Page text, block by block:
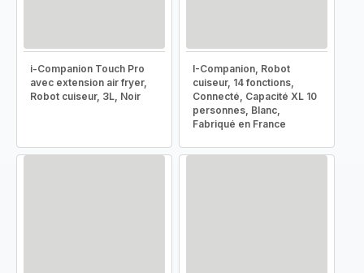
i-Companion Touch Pro
avec extension air fryer,
Robot cuiseur, 3L, Noir
I-Companion, Robot
cuiseur, 14 fonctions,
Connecté, Capacité XL 10
personnes, Blanc,
Fabriqué en France